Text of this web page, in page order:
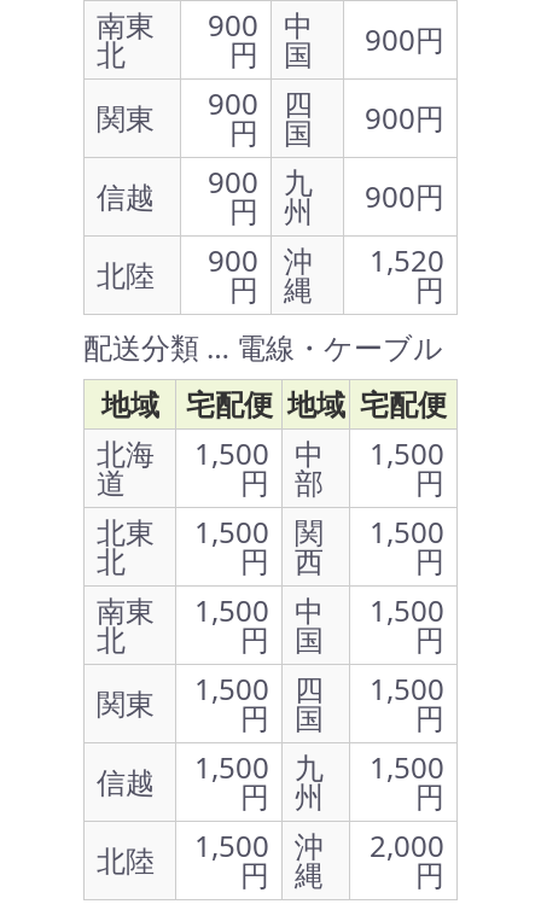
南東
北
900
円
中
国
900円
関東
900
円
四
国
900円
信越
900
円
九
州
900円
北陸
900
円
沖
縄
1,520
円
配送分類 … 電線・ケーブル
地域
宅配便 地域 宅配便
北海
道
1,500
円
中
部
1,500
円
北東
北
1,500
円
関
西
1,500
円
南東
北
1,500
円
中
国
1,500
円
関東
1,500
円
四
国
1,500
円
信越
1,500
円
九
州
1,500
円
北陸
1,500
円
沖
縄
2,000
円